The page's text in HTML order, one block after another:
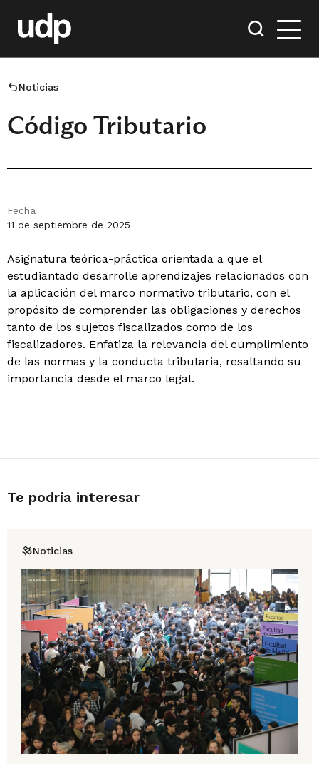
Noticias
Código Tributario
Fecha
11 de septiembre de 2025
Asignatura teórica-práctica orientada a que el
estudiantado desarrolle aprendizajes relacionados con
la aplicación del marco normativo tributario, con el
propósito de comprender las obligaciones y derechos
tanto de los sujetos fiscalizados como de los
fiscalizadores. Enfatiza la relevancia del cumplimiento
de las normas y la conducta tributaria, resaltando su
importancia desde el marco legal.
Te podría interesar
Noticias